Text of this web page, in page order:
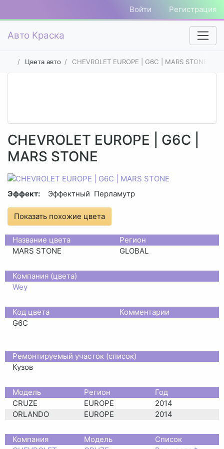
Войти Регистрация
Авто Краска
Цвета авто CHEVROLET EUROPE | G6C | MARS STONE
CHEVROLET EUROPE | G6C |
MARS STONE
Эффект: Эффектный Перламутр
Показать похожие цвета
Название цвета
Регион
MARS STONE
GLOBAL
Компания (цвета)
Wey
Код цвета
Комментарии
G6C
Ремонтируемый участок (список)
Кузов
Moдель Регион
Год
CRUZE
EUROPE
2014
ORLANDO
EUROPE 2014
Компания Модель
Список